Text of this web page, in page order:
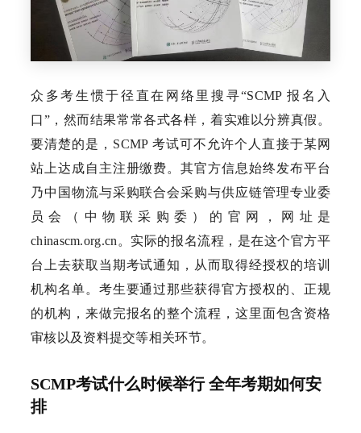
众多考生惯于径直在网络里搜寻“SCMP 报名入
口”，然而结果常常各式各样，着实难以分辨真假。
要清楚的是，SCMP 考试可不允许个人直接于某网
站上达成自主注册缴费。其官方信息始终发布平台
乃中国物流与采购联合会采购与供应链管理专业委
员会（中物联采购委）的官网，网址是
chinascm.org.cn。实际的报名流程，是在这个官方平
台上去获取当期考试通知，从而取得经授权的培训
机构名单。考生要通过那些获得官方授权的、正规
的机构，来做完报名的整个流程，这里面包含资格
审核以及资料提交等相关环节。
SCMP考试什么时候举行 全年考期如何安
排